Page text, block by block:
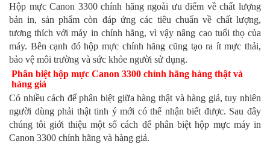
Hộp mực Canon 3300 chính hãng ngoài ưu điểm về chất lượng
bản in, sản phẩm còn đáp ứng các tiêu chuẩn về chất lượng,
tương thích với máy in chính hãng, vì vậy nâng cao tuổi thọ của
máy. Bên cạnh đó hộp mực chính hãng cũng tạo ra ít mực thải,
bảo vệ môi trường và sức khỏe người sử dụng.
Phân biệt hộp mực Canon 3300 chính hãng hàng thật và
hàng giả
Có nhiều cách để phân biệt giữa hàng thật và hàng giả, tuy nhiên
người dùng phải thật tinh ý mới có thể nhận biết được. Sau đây
chúng tôi giới thiệu một số cách để phân biệt hộp mực máy in
Canon 3300 chính hãng và hàng giả.